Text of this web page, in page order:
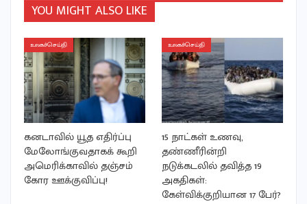
YOU MIGHT ALSO LIKE
உலகச்செய்தி
கனடாவில் யூத எதிர்ப்பு
மேலோங்குவதாகக் கூறி
அமெரிக்காவில் தஞ்சம்
கோர ஊக்குவிப்பு!
உலகச்செய்தி
15 நாட்கள் உணவு,
தண்ணீரின்றி
நடுக்கடலில் தவித்த 19
அகதிகள்:
கேள்விக்குறியான 17 பேர்?